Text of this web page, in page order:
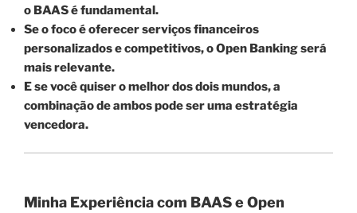
o BAAS é fundamental.
Se o foco é oferecer serviços financeiros
personalizados e competitivos, o Open Banking será
mais relevante.
E se você quiser o melhor dos dois mundos, a
combinação de ambos pode ser uma estratégia
vencedora.
Minha Experiência com BAAS e Open